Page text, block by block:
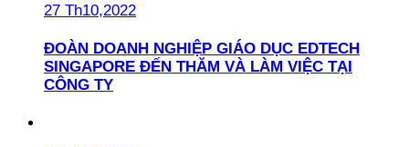
27 Th10,2022
ĐOÀN DOANH NGHIỆP GIÁO DỤC EDTECH
SINGAPORE ĐẾN THĂM VÀ LÀM VIỆC TẠI
CÔNG TY